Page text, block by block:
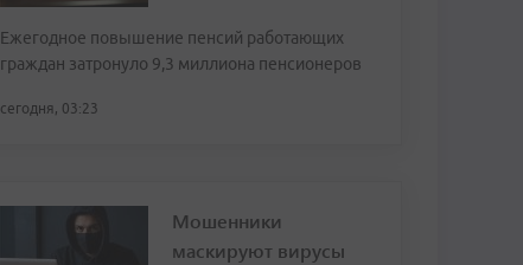
Ежегодное повышение пенсий работающих
граждан затронуло 9,3 миллиона пенсионеров
сегодня, 03:23
Мошенники
маскируют вирусы